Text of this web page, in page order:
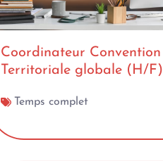
Coordinateur Convention
Territoriale globale (H/F)
Temps complet